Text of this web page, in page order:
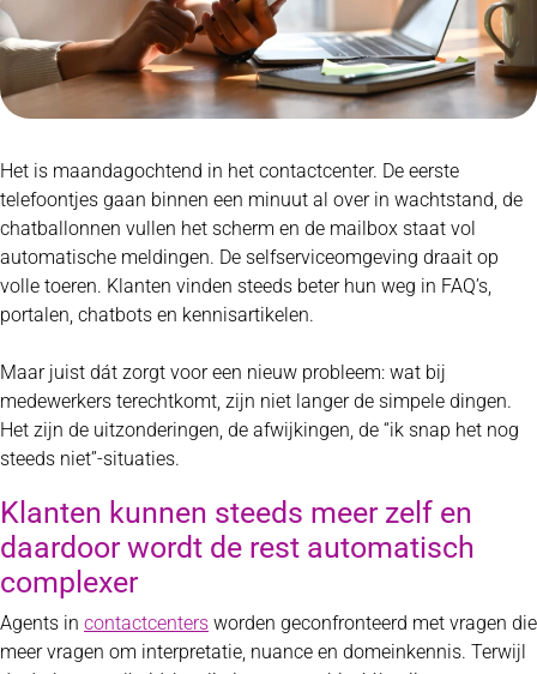
Het is maandagochtend in het contactcenter. De eerste
telefoontjes gaan binnen een minuut al over in wachtstand, de
chatballonnen vullen het scherm en de mailbox staat vol
automatische meldingen. De selfserviceomgeving draait op
volle toeren. Klanten vinden steeds beter hun weg in FAQ’s,
portalen, chatbots en kennisartikelen.
Maar juist dát zorgt voor een nieuw probleem: wat bij
medewerkers terechtkomt, zijn niet langer de simpele dingen.
Het zijn de uitzonderingen, de afwijkingen, de “ik snap het nog
steeds niet”-situaties.
Klanten kunnen steeds meer zelf en
daardoor wordt de rest automatisch
complexer
Agents in contactcenters worden geconfronteerd met vragen die
meer vragen om interpretatie, nuance en domeinkennis. Terwijl